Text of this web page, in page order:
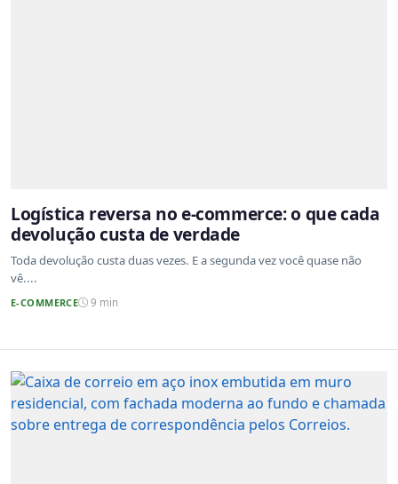
Logística reversa no e-commerce: o que cada
devolução custa de verdade
Toda devolução custa duas vezes. E a segunda vez você quase não
vê....
E-COMMERCE 9 min